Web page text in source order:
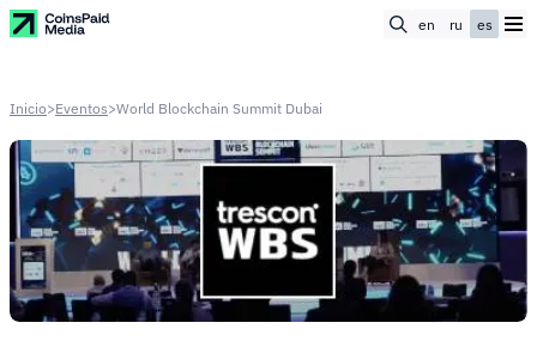
en ru es
Inicio>Eventos>World Blockchain Summit Dubai